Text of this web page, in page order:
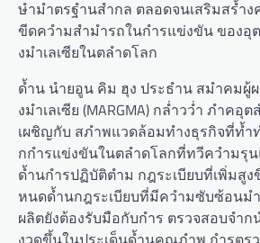
ษำมำตรฐำนสำกล ตลอดจนเสริมสร้ำง
ขีดควำมสำมำรถในกำรแข่งขัน ของอุ
งมำเลเซียในตลำดโลก
ด้ำน นำยอูน คิม ฮุง ประธำน สมำคมผู้
งมำเลเซีย (MARGMA) กล่ำวว่ำ ภำคอุ
เผชิญกับ สภำพแวดล้อมทำงธุรกิจที่ท้ำ
กกำรแข่งขันในตลำดโลกที่ทวีควำมรุ
ด้ำนกำรปฏิบัติตำม กฎระเบียบที่เพิ่มสู
หนดด้ำนกฎระเบียบที่มีควำมซับซ้อนม
ผลิตยังต้องรับมือกับกำร ตรวจสอบจำก